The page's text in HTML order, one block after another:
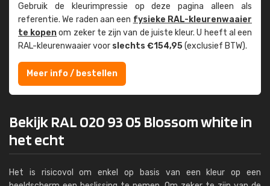
Gebruik de kleur­impressie op deze pagina alleen als
referentie. We raden aan een fysieke RAL-kleuren­waaier
te kopenom zeker te zijn van de juiste kleur. U heeft al een
RAL-kleuren­waaier voor slechts €154,95(exclusief BTW).
Meer info / bestellen
Bekijk RAL 020 93 05 Blossom white in
het echt
Het is risicovol om enkel op basis van een kleur op een